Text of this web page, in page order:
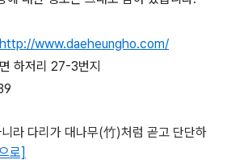
http://www.daeheungho.com/
하저리 27-3번지
라 다리가 대나무(竹)처럼 곧고 단단하
로]